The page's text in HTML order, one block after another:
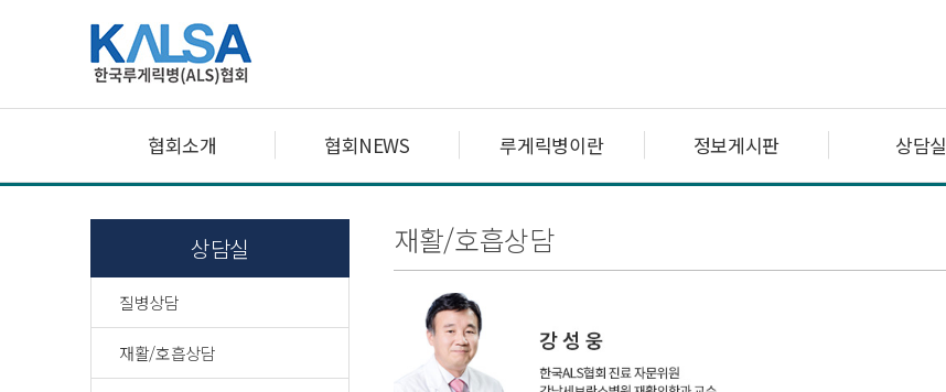
협회소개 협회NEWS 루게릭병이란 정보게시판 상담실
상담실
질병상담
재활/호흡상담
재활/호흡상담